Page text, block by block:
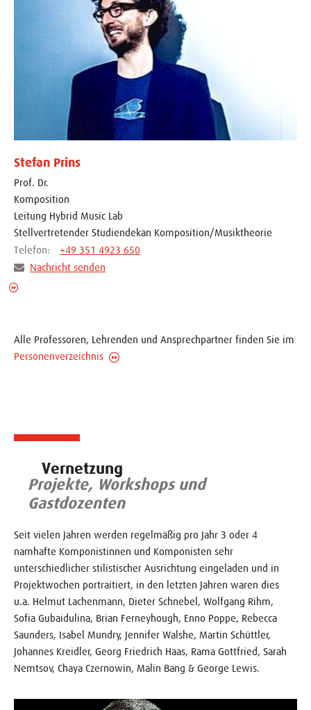
Stefan Prins
Prof. Dr.
Komposition
Leitung Hybrid Music Lab
Stellvertretender Studiendekan Komposition/Musiktheorie
Telefon:
+49 351 4923 650
Nachricht senden
Alle Professoren, Lehrenden und Ansprechpartner finden Sie im
Personenverzeichnis
Vernetzung
Projekte, Workshops und
Gastdozenten
Seit vielen Jahren werden regelmäßig pro Jahr 3 oder 4
namhafte Komponistinnen und Komponisten sehr
unterschiedlicher stilistischer Ausrichtung eingeladen und in
Projektwochen portraitiert, in den letzten Jahren waren dies
u.a. Helmut Lachenmann, Dieter Schnebel, Wolfgang Rihm,
Sofia Gubaidulina, Brian Ferneyhough, Enno Poppe, Rebecca
Saunders, Isabel Mundry, Jennifer Walshe, Martin Schüttler,
Johannes Kreidler, Georg Friedrich Haas, Rama Gottfried, Sarah
Nemtsov, Chaya Czernowin, Malin Bang & George Lewis.